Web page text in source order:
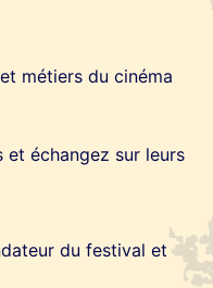
métiers du cinéma
et échangez sur leurs
du festival et